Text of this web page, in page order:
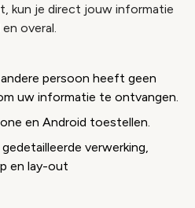
kun je direct jouw informatie
overal.
persoon heeft geen
uw informatie te ontvangen.
en Android toestellen.
verwerking,
en lay-out